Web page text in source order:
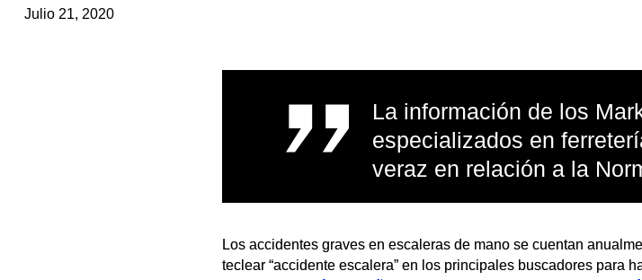
Julio 21, 2020
La información de los
especializados en
veraz en relación a la
Los accidentes graves en escaleras de mano se cuentan
teclear “accidente escalera” en los principales buscadores para